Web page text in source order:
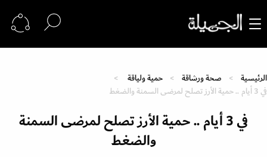
الرئيسية صحة ورشاقة
حمية ولياقة
في 3 أيام .. حمية الأرز تصلح لمرضى السمنة والضغط
في 3 أيام .. حمية الأرز تصلح لمرضى السمنة
والضغط